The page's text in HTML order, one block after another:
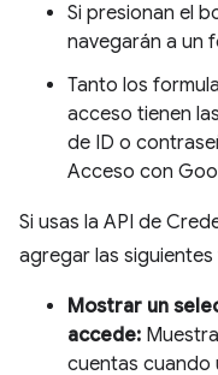
Si presionan el
navegarán a un
Tanto los
acceso tienen
de ID o
Acceso con
Si usas la API de
agregar las
Mostrar un
accede:
cuentas cuando